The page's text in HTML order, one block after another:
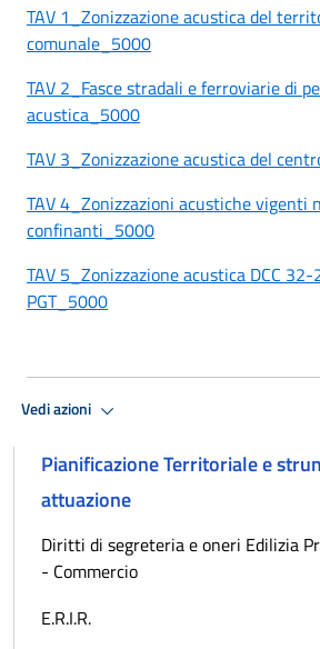
TAV 1_Zonizzazione acustica del
comunale_5000
TAV 2_Fasce stradali e ferroviarie di
acustica_5000
TAV 3_Zonizzazione acustica del
TAV 4_Zonizzazioni acustiche vigenti
confinanti_5000
TAV 5_Zonizzazione acustica DCC
PGT_5000
Vedi azioni
Pianificazione Territoriale e
attuazione
Diritti di segreteria e oneri Edilizia
- Commercio
E.R.I.R.